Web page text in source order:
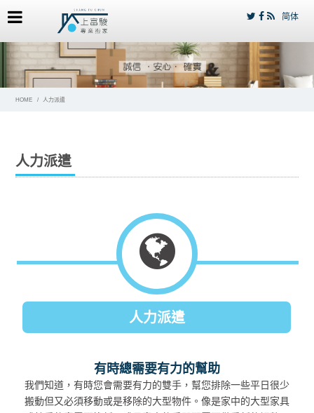
简体
HOME 人力派遣
人力派遣
人力派遣
有時總需要有力的幫助
我們知道，有時您會需要有力的雙手，幫您排除一些平日很少
搬動但又必須移動或是移除的大型物件。像是家中的大型家具